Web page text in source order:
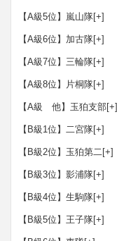
【A級5位】嵐山隊[+]
【A級6位】加古隊[+]
【A級7位】三輪隊[+]
【A級8位】片桐隊[+]
【A級 他】玉狛支部[+]
【B級1位】二宮隊[+]
【B級2位】玉狛第二[+]
【B級3位】影浦隊[+]
【B級4位】生駒隊[+]
【B級5位】王子隊[+]